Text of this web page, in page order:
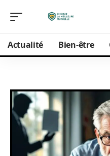
Actualité Bien-être